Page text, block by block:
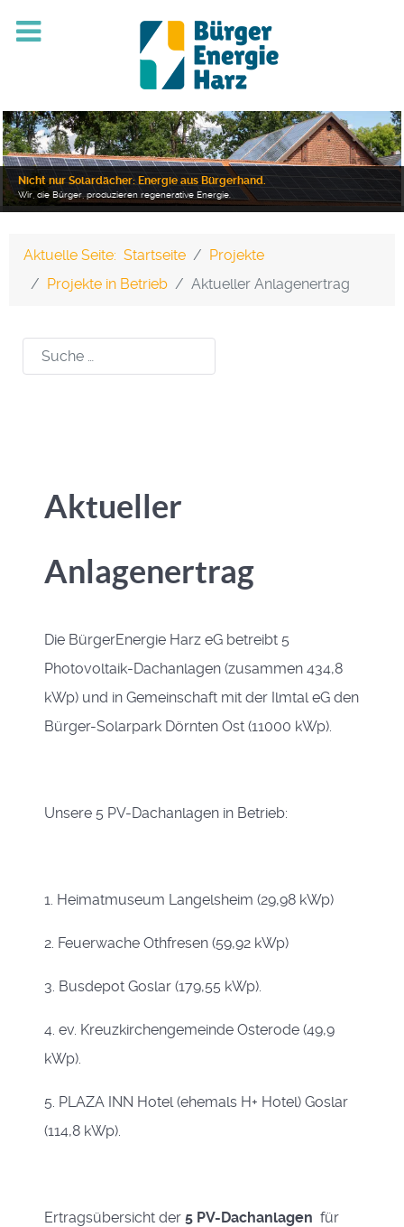
Nicht nur Solardächer: Energie aus Bürgerhand.
Wir, die Bürger, produzieren regenerative Energie.
Aktuelle Seite: Startseite
Projekte
Projekte in Betrieb
Aktueller Anlagenertrag
Suchen
Aktueller
Anlagenertrag
Die BürgerEnergie Harz eG betreibt 5
Photovoltaik-Dachanlagen (zusammen 434,8
kWp) und in Gemeinschaft mit der Ilmtal eG den
Bürger-Solarpark Dörnten Ost (11000 kWp).
Unsere 5 PV-Dachanlagen in Betrieb:
1. Heimatmuseum Langelsheim (29,98 kWp)
2. Feuerwache Othfresen (59,92 kWp)
3. Busdepot Goslar (179,55 kWp).
4. ev. Kreuzkirchengemeinde Osterode (49,9
kWp).
5. PLAZA INN Hotel (ehemals H+ Hotel) Goslar
(114,8 kWp).
Ertragsübersicht der 5 PV-Dachanlagen für